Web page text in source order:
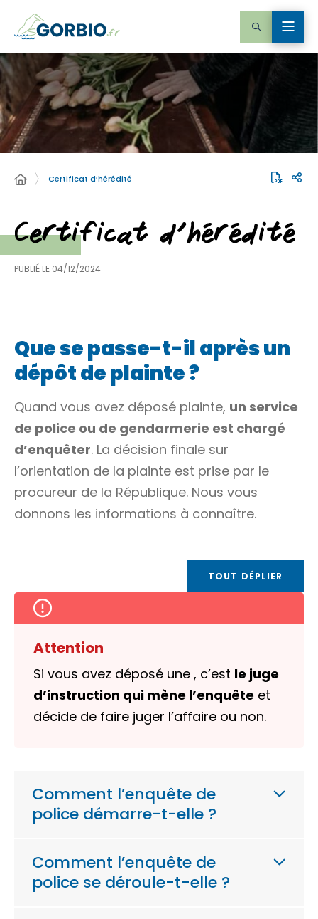
Certificat d’hérédité
Certificat d’hérédité
PUBLIÉ LE 04/12/2024
Que se passe-t-il après un
dépôt de plainte ?
Quand vous avez déposé plainte, un service
de police ou de gendarmerie est chargé
d’enquêter. La décision finale sur
l’orientation de la plainte est prise par le
procureur de la République. Nous vous
donnons les informations à connaître.
TOUT DÉPLIER
Attention
Si vous avez déposé une , c’est le juge
d’instruction qui mène l’enquête et
décide de faire juger l’affaire ou non.
Comment l’enquête de
police démarre-t-elle ?
Comment l’enquête de
police se déroule-t-elle ?